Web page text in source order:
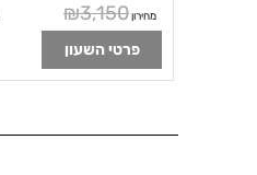
מחירון ₪3,150
פרטי השעון